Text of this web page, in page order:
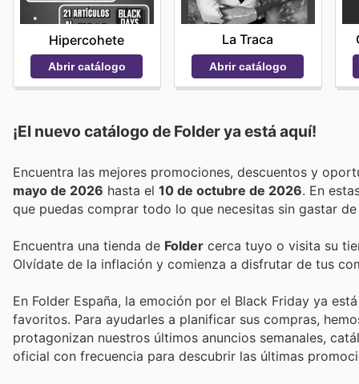
Hipercohete
Abrir catálogo
La Traca
Abrir catálogo
¡El nuevo catálogo de Folderya está aquí!
mayo de 2026 hasta el 10 de octubre de 2026 . En
que puedas comprar todo lo que necesitas sin gastar de
Encuentra una tienda de Folder cerca tuyo o visita su
Olvídate de la inflación y comienza a disfrutar de tus
En Folder España, la emoción por el Black Friday ya
favoritos. Para ayudarles a planificar sus compras,
protagonizan nuestros últimos anuncios semanales,
oficial con frecuencia para descubrir las últimas